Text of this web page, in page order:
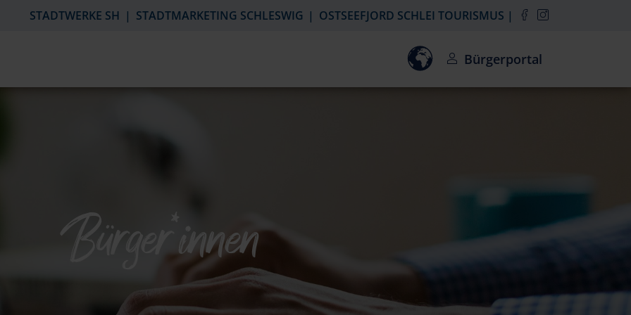
STADTWERKE SH STADTMARKETING SCHLESWIG OSTSEEFJORD SCHLEI TOURISMUS
Einwilligung zur Aktivierung des
Bürgerportal
Bürger*innen